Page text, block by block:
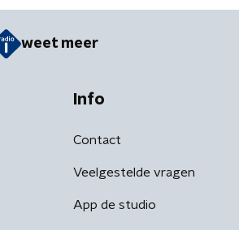
weet meer
Info
Contact
Veelgestelde vragen
App de studio